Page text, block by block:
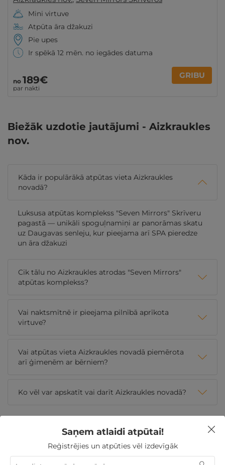
Mini virtuve
Atpūta āra džakuzi
Pie upes
Ir spēkā 12 mēn. no iegādes datuma
no 189€
par nakti
GRIBU
Biežāk uzdotie jautājumi - Aizkraukles
nov.
Kāda ir populārākā atpūtas vieta Aizkraukles
novadā?
Luksusa atpūtas komplekss "Seven Mirrors" Skrīveru
pagastā — unikāli spoguļnamiņi ar panorāmas skatu
uz Daugavas senleju, kur pieejama arī SPA pieredze
un āra džakuzi
Cik tālu no Aizkraukles atrodas "Seven Mirrors"
atpūtas komplekss?
Vai naktsmītnē ir pieejama pilnībā aprīkota
virtuve?
Vai atpūtas vieta Aizkraukles novadā piemērota
arī ģimenēm ar bērniem?
Ko vēl var apskatīt vai darīt Aizkraukles novadā?
Nekādasapkalpošanas un administrācijas
Saņem atlaidi atpūtai!
Reģistrējies un atpūties vēl izdevīgāk